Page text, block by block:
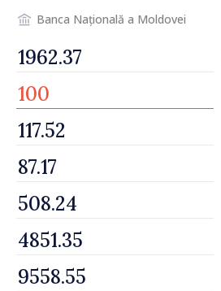
Banca Națională a Moldovei